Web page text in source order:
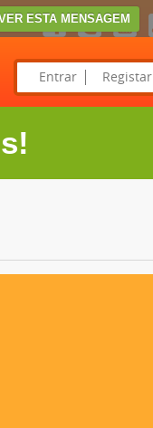
ESTA MENSAGEM
Entrar Registar